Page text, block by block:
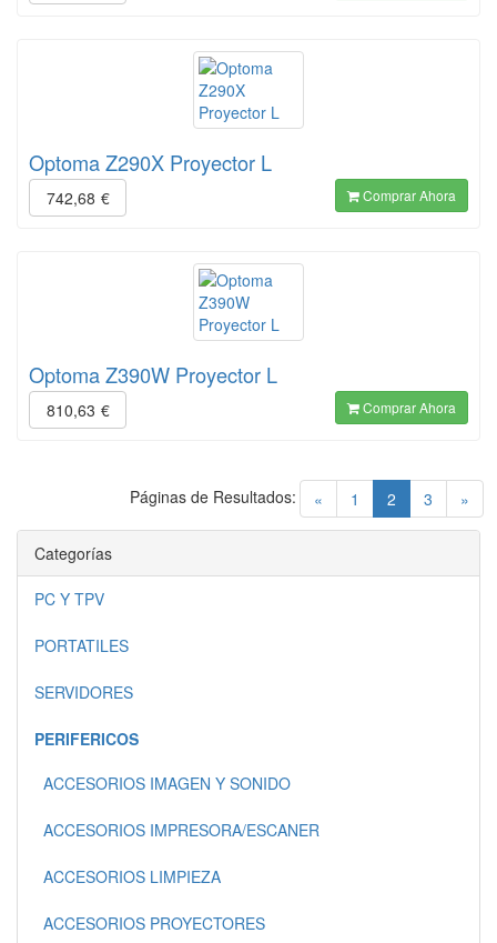
Optoma Z290X Proyector L
742,68 € Comprar Ahora
Optoma Z390W Proyector L
810,63 € Comprar Ahora
« 1 2 (current)
3 »
Páginas de Resultados:
Categorías
PC Y TPV
PORTATILES
SERVIDORES
PERIFERICOS
ACCESORIOS IMAGEN Y SONIDO
ACCESORIOS IMPRESORA/ESCANER
ACCESORIOS LIMPIEZA
ACCESORIOS PROYECTORES